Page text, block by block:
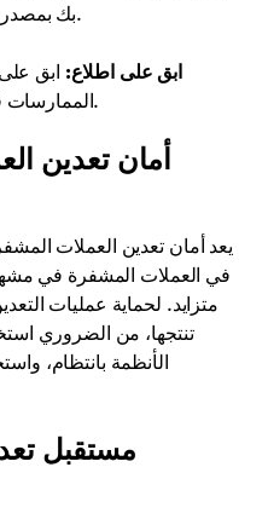
بك بمصدر طاقة ثابت وتنفيذ إجراءات التبريد.
ابق على اطلاع: ابق
الممارسات في مجال تعدين العملات المشفرة.
أمان تعدين
يعد أمان تعدين العملات
في العملات المشفرة في
متزايد. لحماية عمليات
تنتجها، من الضروري
الأنظمة بانتظام،
مستقبل